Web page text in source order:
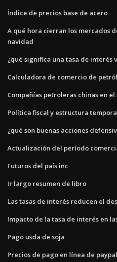
Índice de precios base de acero
A qué hora cierran los mercados
navidad
¿qué significa una tasa de interés
Calculadora de comercio de
Compañías petroleras chinas en el
Política fiscal y estructura
¿qué son buenas acciones
Actualización del período
Futuros del país inc
Ir largo resumen de libro
Las tasas de interés reducen el
Impacto de la tasa de interés en
Pago usda de soja
Precios de pago en línea de paypal